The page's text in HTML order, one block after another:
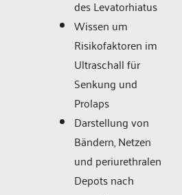
des Levatorhiatus
Wissen um
Risikofaktoren im
Ultraschall für
Senkung und
Prolaps
Darstellung von
Bändern, Netzen
und periurethralen
Depots nach